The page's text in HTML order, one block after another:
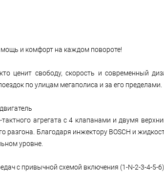
и комфорт на каждом повороте!
ценит свободу, скорость и современный
по улицам мегаполиса и за его пределами.
агрегата с 4 клапанами и двумя
разгона. Благодаря инжектору BOSCH и
уровне.
с привычной схемой включения (1-N-2-3-4-